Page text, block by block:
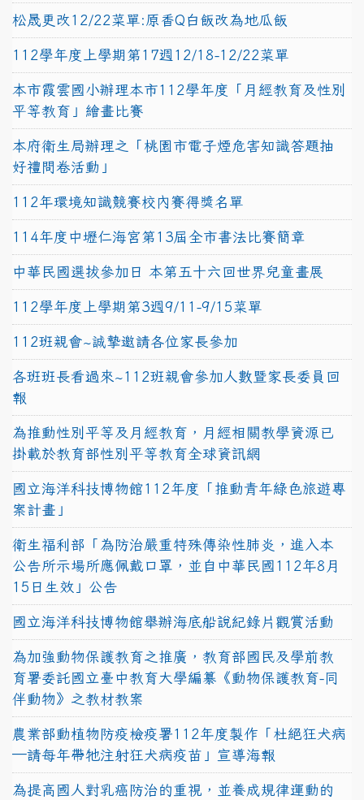
松晟更改12/22菜單:原香Q白飯改為地瓜飯
112學年度上學期第17週12/18-12/22菜單
本市霞雲國小辦理本市112學年度「月經教育及性別
平等教育」繪畫比賽
本府衛生局辦理之「桃園市電子煙危害知識答題抽
好禮問卷活動」
112年環境知識競賽校內賽得獎名單
114年度中壢仁海宮第13屆全市書法比賽簡章
中華民國選拔參加日 本第五十六回世界兒童畫展
112學年度上學期第3週9/11-9/15菜單
112班親會~誠摯邀請各位家長參加
各班班長看過來~112班親會參加人數暨家長委員回
報
為推動性別平等及月經教育，月經相關教學資源已
掛載於教育部性別平等教育全球資訊網
國立海洋科技博物館112年度「推動青年綠色旅遊專
案計畫」
衛生福利部「為防治嚴重特殊傳染性肺炎，進入本
公告所示場所應佩戴口罩，並自中華民國112年8月
15日生效」公告
國立海洋科技博物館舉辦海底船說紀錄片觀賞活動
為加強動物保護教育之推廣，教育部國民及學前教
育署委託國立臺中教育大學編纂《動物保護教育-同
伴動物》之教材教案
農業部動植物防疫檢疫署112年度製作「杜絕狂犬病
—請每年帶牠注射狂犬病疫苗」宣導海報
為提高國人對乳癌防治的重視，並養成規律運動的